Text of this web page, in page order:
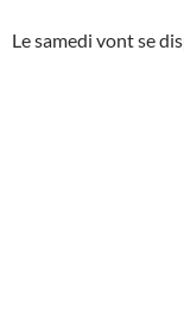
Le samedi vont se